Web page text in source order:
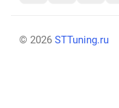
© 2026 STTuning.ru